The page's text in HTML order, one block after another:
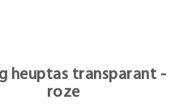
heuptas transparant -
roze